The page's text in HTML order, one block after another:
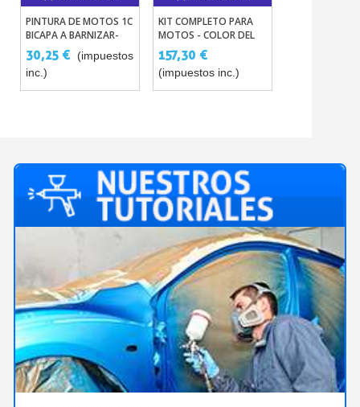
PINTURA DE MOTOS 1C
BICAPA A BARNIZAR-
TODO CODIGOS DE
COLORES
30,25 €
(impuestos
inc.)
KIT COMPLETO PARA
MOTOS - COLOR DEL
FABRICANTE
157,30 €
(impuestos inc.)